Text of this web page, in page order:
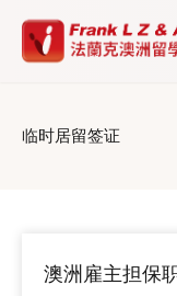
临时居留签证
澳洲雇主担保
PagePage